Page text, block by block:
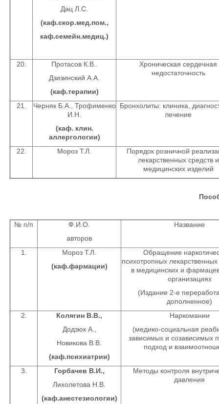
Дац Л.С.
(каф.скор.мед.пом.,
каф.семейн.медиц.)
20.
Протасов К.В..
Дзизинский А.А.
(каф.терапии)
Хроническая сердечная
недостаточность
21.
Черняк Б.А., Трофименко
И.Н.
(каф. клин.
аллергологии)
Бронхолиты: клиника,
лечение
22. Мороз Т.Л.
Порядок розничной
лекарственных средств и
медицинских изделий
№ п/п
Ф.И.О.
авторов
Название
1.
Мороз Т.Л.
(каф.фармации)
Обращение
психотропных
в медицинских и
организациях
(Издание 2-е
дополненное)
2.
Колягин В.В.,
Додзюк А.,
Новикова В.В.
(каф.психиатрии)
Наркомании
(медико-социальная
зависимых и созависимых
подход и
3.
Горбачев В.И.,
Лихолетова Н.В.
(каф.анестезиологии)
Методы контроля
давления